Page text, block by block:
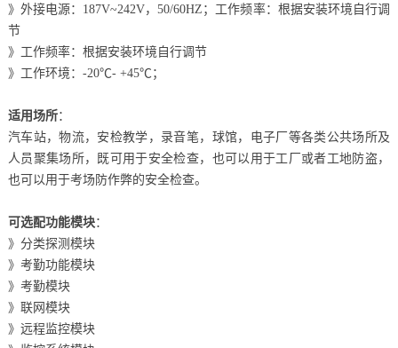
》外接电源：187V~242V，50/60HZ；工作频率：根据安装环境自行调
节
》工作频率：根据安装环境自行调节
》工作环境：-20℃- +45℃；
适用场所：
汽车站，物流，安检教学，录音笔，球馆，电子厂等各类公共场所及
人员聚集场所，既可用于安全检查，也可以用于工厂或者工地防盗，
也可以用于考场防作弊的安全检查。
可选配功能模块：
》分类探测模块
》考勤功能模块
》考勤模块
》联网模块
》远程监控模块